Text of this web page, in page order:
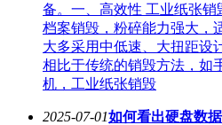
备。一、高效性 工业纸张
档案销毁，粉碎能力强大，
大多采用中低速、大扭距设
相比于传统的销毁方法，如
机，工业纸张销毁
2025-07-01如何看出硬盘数